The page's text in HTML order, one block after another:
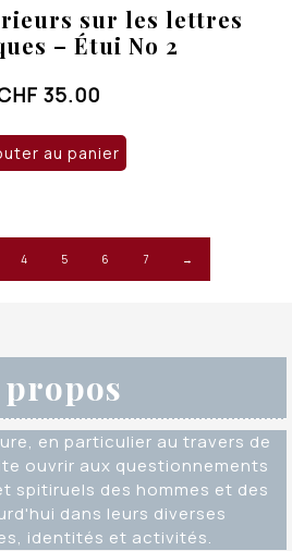
sur les lettres
– Étui No 2
35.00
au panier
4 5 6 7 →
en particulier au travers de
ouvrir aux questionnements
spitiruels des hommes et des
dans leurs diverses
identités et activités.